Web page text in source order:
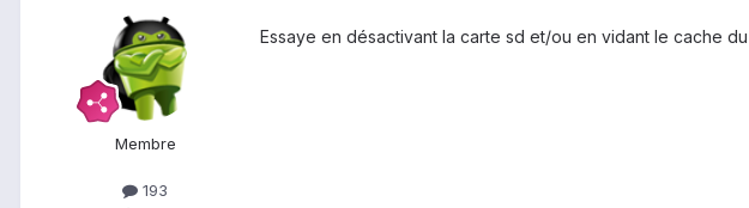
Membre
193
Essaye en désactivant la carte sd et/ou en vidant le cache du